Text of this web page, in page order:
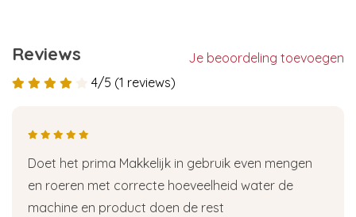
Reviews
Je beoordeling toevoegen
4/5 (1 reviews)
Doet het prima Makkelijk in gebruik even mengen
en roeren met correcte hoeveelheid water de
machine en product doen de rest